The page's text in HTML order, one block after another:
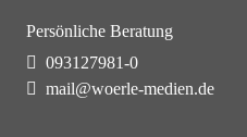
Persönliche Beratung
093127981-0
mail@woerle-medien.de